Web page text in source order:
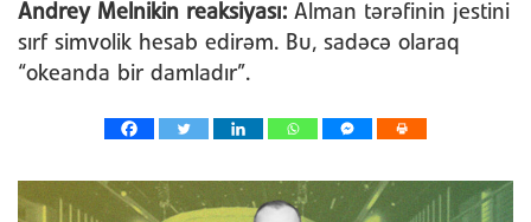
Andrey Melnikin reaksiyası: Alman tərəfinin jestini
sırf simvolik hesab edirəm. Bu, sadəcə olaraq
“okeanda bir damladır”.